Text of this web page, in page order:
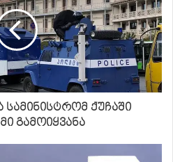
სამინისტრომ ქუჩაში
გამოიყვანა